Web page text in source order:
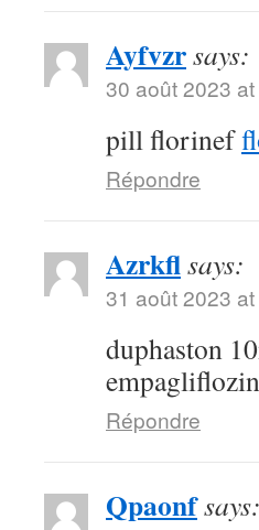
Ayfvzrsays:
30 août 2023
pill florinef
Répondre
Azrkflsays:
31 août 2023
duphaston
empagliflozin
Répondre
Qpaonfsays: